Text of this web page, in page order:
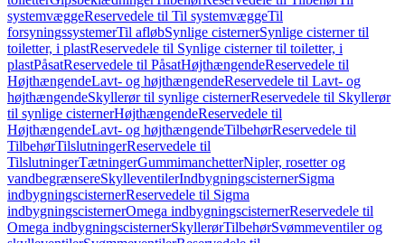
systemvæggeReservedele til Til systemvæggeTil
forsyningssystemerTil afløbSynlige cisternerSynlige cisterner til
toiletter, i plastReservedele til Synlige cisterner til toiletter, i
plastPåsatReservedele til PåsatHøjthængendeReservedele til
HøjthængendeLavt- og højthængendeReservedele til Lavt- og
højthængendeSkyllerør til synlige cisternerReservedele til Skyllerør
til synlige cisternerHøjthængendeReservedele til
HøjthængendeLavt- og højthængendeTilbehørReservedele til
TilbehørTilslutningerReservedele til
TilslutningerTætningerGummimanchetterNipler, rosetter og
vandbegrænsereSkylleventilerIndbygningscisternerSigma
indbygningscisternerReservedele til Sigma
indbygningscisternerOmega indbygningscisternerReservedele til
Omega indbygningscisternerSkyllerørTilbehørSvømmeventiler og